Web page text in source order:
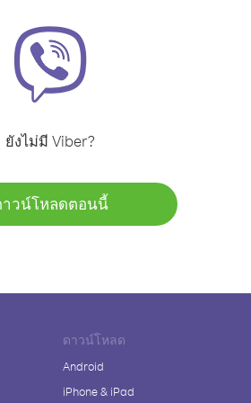
ยังไม่มี Viber?
าวน์โหลดตอนนี้
ดาวน์โหลด
Android
iPhone & iPad